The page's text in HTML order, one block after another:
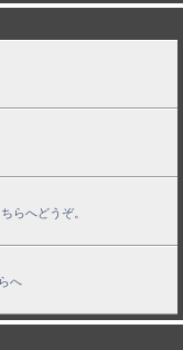
らへどうぞ。
へ